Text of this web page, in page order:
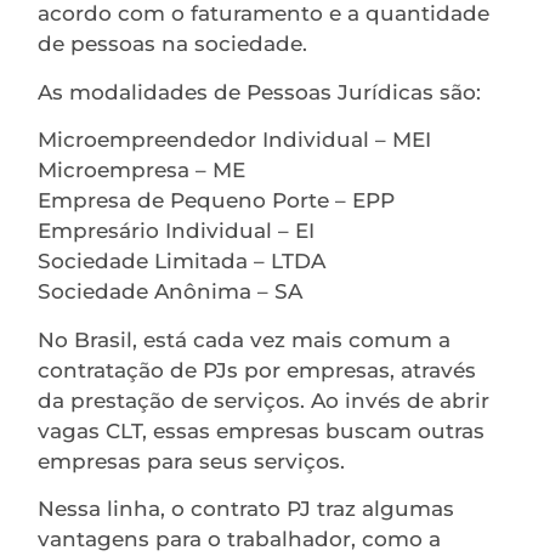
acordo com o faturamento e a quantidade
de pessoas na sociedade.
As modalidades de Pessoas Jurídicas são:
Microempreendedor Individual – MEI
Microempresa – ME
Empresa de Pequeno Porte – EPP
Empresário Individual – EI
Sociedade Limitada – LTDA
Sociedade Anônima – SA
No Brasil, está cada vez mais comum a
contratação de PJs por empresas, através
da prestação de serviços. Ao invés de abrir
vagas CLT, essas empresas buscam outras
empresas para seus serviços.
Nessa linha, o contrato PJ traz algumas
vantagens para o trabalhador, como a